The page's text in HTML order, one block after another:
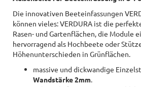
Die innovativen Beeteinfassungen
können vieles: VERDURA ist die
Rasen- und Gartenflächen, die Module
hervorragend als Hochbeete oder
Höhenunterschieden in Grünflächen.
massive und dickwandige
Wandstärke 2mm